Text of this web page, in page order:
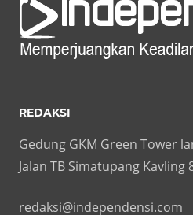
REDAKSI
Gedung GKM Green Tower
Jalan TB Simatupang Kavling
redaksi@independensi.com